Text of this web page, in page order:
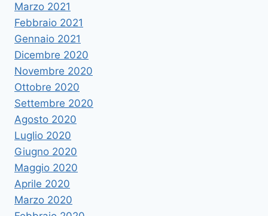
Marzo 2021
Febbraio 2021
Gennaio 2021
Dicembre 2020
Novembre 2020
Ottobre 2020
Settembre 2020
Agosto 2020
Luglio 2020
Giugno 2020
Maggio 2020
Aprile 2020
Marzo 2020